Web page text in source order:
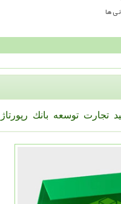
ها
تجارت توسعه بانك رپورتاژ